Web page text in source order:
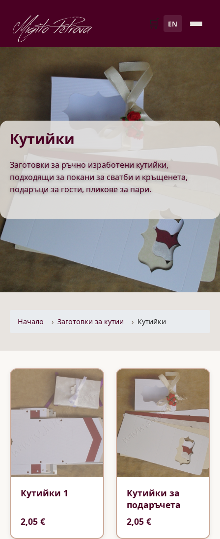
Migito Petrova 🛒 EN
Кутийки
Заготовки за ръчно изработени кутийки,
подходящи за покани за сватби и кръщенета,
подаръци за гости, пликове за пари.
Начало Заготовки за кутии Кутийки
Кутийки 1
2,05 €
Кутийки за
подаръчета
2,05 €